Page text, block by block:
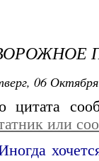
06
цитата
или